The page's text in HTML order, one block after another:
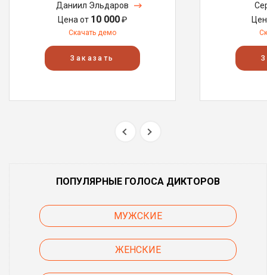
Даниил Эльдаров
Цена от 10 000₽
Скачать демо
Заказать
ПОПУЛЯРНЫЕ ГОЛОСА ДИКТОРОВ
МУЖСКИЕ
ЖЕНСКИЕ